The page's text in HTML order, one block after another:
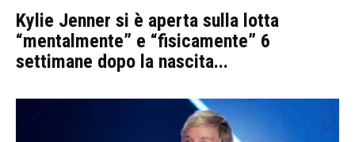
Kylie Jenner si è aperta sulla lotta
“mentalmente” e “fisicamente” 6
settimane dopo la nascita...